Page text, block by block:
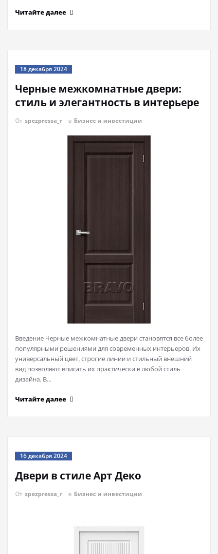
Читайте далее
18 декабря 2024
Черные межкомнатные двери:
стиль и элегантность в интерьере
От spezpressa_r в Бизнес и инвестиции
Введение Черные межкомнатные двери становятся все более
популярными решениями для современных интерьеров. Их
универсальный цвет, строгие линии и стильный внешний
вид позволяют вписать их практически в любой стиль
дизайна. В…
Читайте далее
16 декабря 2024
Двери в стиле Арт Деко
От spezpressa_r в Бизнес и инвестиции